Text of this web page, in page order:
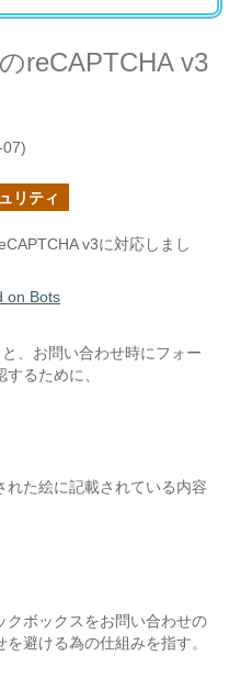
reCAPTCHA v3
)
リティ
v3に対応しまし
on Bots
、お問い合わせ時にフォー
るために、
た絵に記載されている内容
クボックスをお問い合わせの
避ける為の仕組みを指す。